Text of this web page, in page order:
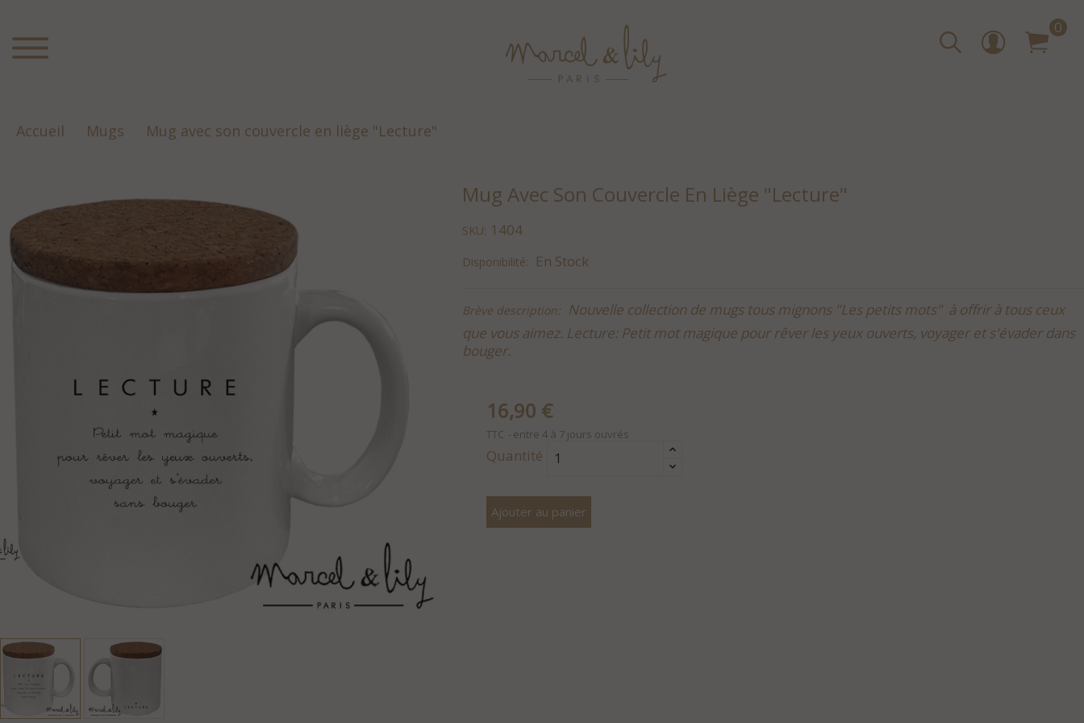
0
Accueil Mugs Mug avec son couvercle en liège "Lecture"
Mug Avec Son Couvercle En Liège "Lecture"
SKU: 1404
Disponibilité: En Stock
Brève description:
Nouvelle collection de mugs tous mignons "Les petits mots" à offrir à tous ceux
que vous aimez. Lecture: Petit mot magique pour rêver les yeux ouverts, voyager et s'évader dans
bouger.
16,90 €
TTC entre 4 à 7 jours ouvrés
Quantité
Ajouter au panier